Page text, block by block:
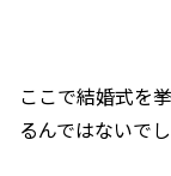
ここで結婚式を
るんではないで